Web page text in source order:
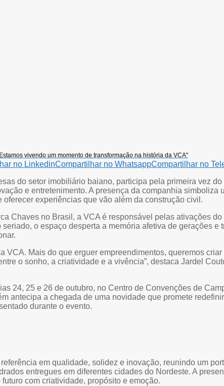
vivendo um momento de transformação na história da VCA"
no LinkedinCompartilhar no WhatsappCompartilhar no
do setor imobiliário baiano, participa pela primeira vez
e entretenimento. A presença da companhia simboliza
experiências que vão além da construção civil.
Chaves no Brasil, a VCA é responsável pelas ativações
o espaço desperta a memória afetiva de gerações e
VCA. Mais do que erguer empreendimentos, queremos
o sonho, a criatividade e a vivência”, destaca Jardel
24, 25 e 26 de outubro, no Centro de Convenções de
antecipa a chegada de uma novidade que promete
durante o evento.
em qualidade, solidez e inovação, reunindo um
entregues em diferentes cidades do Nordeste. A
com criatividade, propósito e emoção.